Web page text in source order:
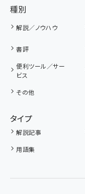
種別
解説／ノウハウ
書評
便利ツール／サー
ビス
その他
タイプ
解説記事
用語集